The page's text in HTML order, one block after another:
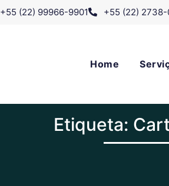
+55 (22) 99966-9901 +55 (22) 2738-
Home
Etiqueta: